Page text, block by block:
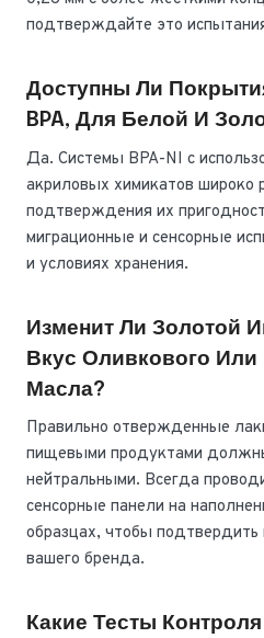
подтверждайте это
Доступны Ли
BPA, Для Белой И
Да. Системы BPA-NI с
акриловых химикатов широко
подтверждения их
миграционные и сенсорные
и условиях хранения.
Изменит Ли Золотой
Вкус Оливкового Или
Масла?
Правильно отвержденные
пищевыми продуктами
нейтральными. Всегда
сенсорные панели на
образцах, чтобы подтвердить
вашего бренда.
Какие Тесты